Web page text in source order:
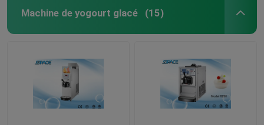
Machine de yogourt glacé (15)